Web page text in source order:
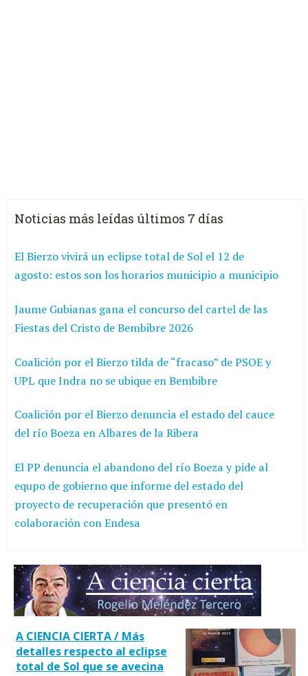
Noticias más leídas últimos 7 días
El Bierzo vivirá un eclipse total de Sol el 12 de
agosto: estos son los horarios municipio a municipio
Jaume Gubianas gana el concurso del cartel de las
Fiestas del Cristo de Bembibre 2026
Coalición por el Bierzo tilda de “fracaso” de PSOE y
UPL que Indra no se ubique en Bembibre
Coalición por el Bierzo denuncia el estado del cauce
del río Boeza en Albares de la Ribera
El PP denuncia el abandono del río Boeza y pide al
equpo de gobierno que informe del estado del
proyecto de recuperación que presentó en
colaboración con Endesa
A CIENCIA CIERTA / Más
detalles respecto al eclipse
total de Sol que se avecina